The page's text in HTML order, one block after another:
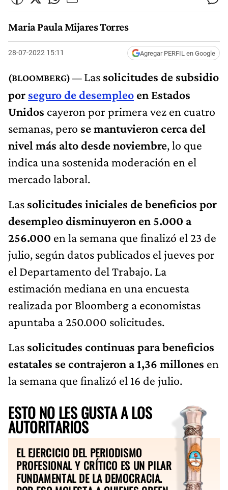
Maria Paula Mijares Torres
28-07-2022 15:11 Agregar PERFIL en Google
Las solicitudes de subsidio
por seguro de desempleo en Estados
Unidos cayeron por primera vez en cuatro
semanas, pero se mantuvieron cerca del
nivel más alto desde noviembre, lo que
indica una sostenida moderación en el
mercado laboral.
Las solicitudes iniciales de beneficios por
desempleo disminuyeron en 5.000 a
256.000 en la semana que finalizó el 23 de
julio, según datos publicados el jueves por
el Departamento del Trabajo. La
estimación mediana en una encuesta
realizada por Bloomberg a economistas
apuntaba a 250.000 solicitudes.
Las solicitudes continuas para beneficios
estatales se contrajeron a 1,36 millones en
la semana que finalizó el 16 de julio.
ESTO NO LES GUSTA A LOS
AUTORITARIOS
EL EJERCICIO DEL PERIODISMO
PROFESIONAL Y CRÍTICO ES UN PILAR
FUNDAMENTAL DE LA DEMOCRACIA.